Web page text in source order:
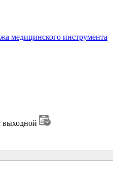
медицинского инструмента